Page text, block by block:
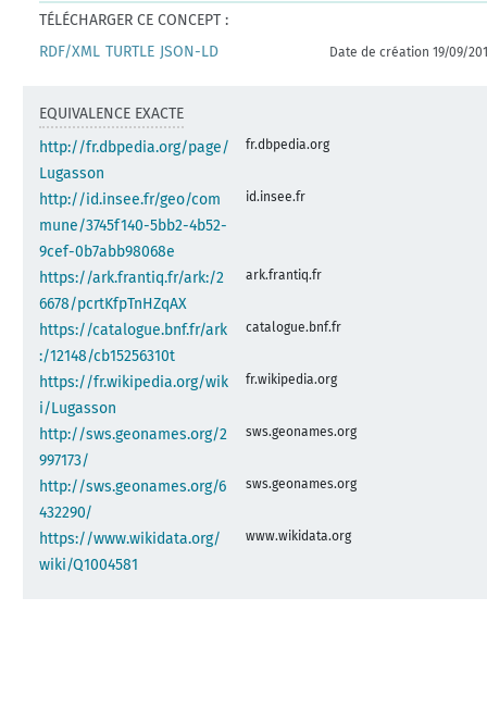
TÉLÉCHARGER CE CONCEPT :
RDF/XML TURTLE JSON-LD Date de création 19/09/
EQUIVALENCE EXACTE
http://fr.dbpedia.org/page/
Lugasson
fr.dbpedia.org
http://id.insee.fr/geo/com
mune/3745f140-5bb2-4b52-
9cef-0b7abb98068e
id.insee.fr
https://ark.frantiq.fr/ark:/2
6678/pcrtKfpTnHZqAX
ark.frantiq.fr
https://catalogue.bnf.fr/ark
:/12148/cb15256310t
catalogue.bnf.fr
https://fr.wikipedia.org/wik
i/Lugasson
fr.wikipedia.org
http://sws.geonames.org/2
997173/
sws.geonames.org
http://sws.geonames.org/6
432290/
sws.geonames.org
https://www.wikidata.org/
wiki/Q1004581
www.wikidata.org